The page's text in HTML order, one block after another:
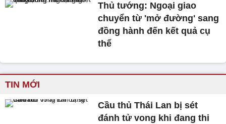
Thủ tướng: Ngoại giao
chuyển từ 'mở đường' sang
đồng hành đến kết quả cụ
thể
TIN MỚI
Cầu thủ Thái Lan bị sét
đánh tử vong khi đang thi